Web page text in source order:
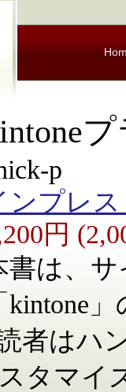
p
ンプレス
円
書は、
kintone
者はハ
スタマ